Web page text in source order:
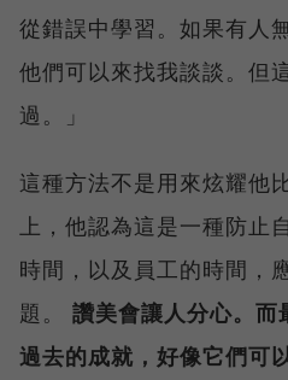
從錯誤中學習。如果有人
他們可以來找我談談。但
過。」
這種方法不是用來炫耀他
上，他認為這是一種防止
時間，以及員工的時間，
題。 讚美會讓人分心。而
過去的成就，好像它們可